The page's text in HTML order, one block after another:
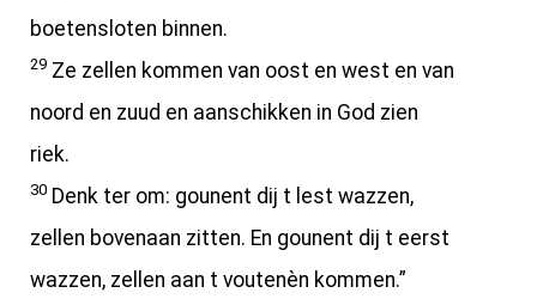
boetensloten binnen.
29 Ze zellen kommen van oost en west en van
noord en zuud en aanschikken in God zien
riek.
30 Denk ter om: gounent dij t lest wazzen,
zellen bovenaan zitten. En gounent dij t eerst
wazzen, zellen aan t voutenèn kommen.”